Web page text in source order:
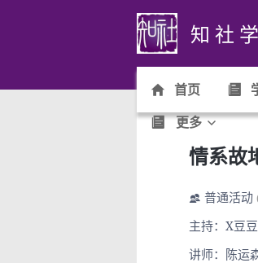
知 社
首页
更多
情系故
普通活动
主持：X豆豆
讲师：陈运